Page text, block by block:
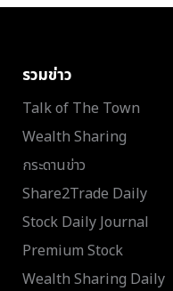
รวมข่าว
Talk of The Town
Wealth Sharing
กระดานข่าว
Share2Trade Daily
Stock Daily Journal
Premium Stock
Wealth Sharing Daily